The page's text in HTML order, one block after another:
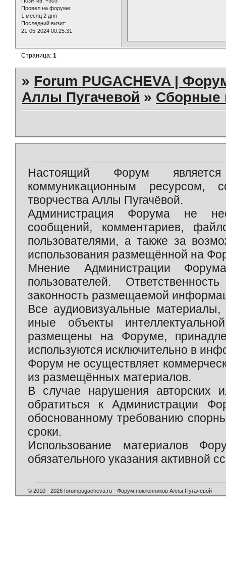
Провел на форуме:
1 месяц 2 дня
Последний визит:
21-05-2024 00:25:31
Страница:1
» Forum PUGACHEVA |
Аллы Пугачевой » Сборные
Настоящий Форум является
коммуникационным ресурсом,
творчества Аллы Пугачёвой.
Администрация Форума не
сообщений, комментариев,
пользователями, а также за
использования размещённой на
Мнение Администрации
пользователей.
законность размещаемой
Все аудиовизуальные
иные объекты
размещены на Форуме,
используются исключительно в
Форум не осуществляет
из размещённых материалов.
В случае нарушения авторских
обратиться к Администрации
обоснованному требованию
сроки.
Использование материалов
обязательного указания активной
© 2010 - 2026 forumpugacheva.ru - Форум поклонников Аллы Пугачевой